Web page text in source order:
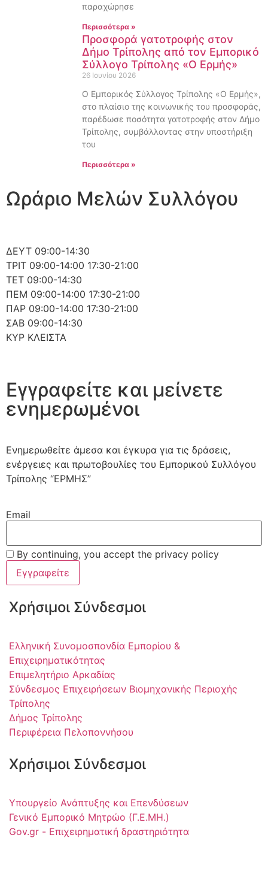
Ωράριο Μελών Συλλόγου
ΔΕΥΤ 09:00-14:30
ΤΡΙΤ 09:00-14:00 17:30-21:00
ΤΕΤ 09:00-14:30
ΠΕΜ 09:00-14:00 17:30-21:00
ΠΑΡ 09:00-14:00 17:30-21:00
ΣΑΒ 09:00-14:30
ΚΥΡ ΚΛΕΙΣΤΑ
παραχώρησε
Περισσότερα »
Προσφορά γατοτροφής στον
Δήμο Τρίπολης από τον Εμπορικό
Σύλλογο Τρίπολης «Ο Ερμής»
26 Ιουνίου 2026
Ο Εμπορικός Σύλλογος Τρίπολης «Ο Ερμής»,
στο πλαίσιο της κοινωνικής του προσφοράς,
παρέδωσε ποσότητα γατοτροφής στον Δήμο
Τρίπολης, συμβάλλοντας στην υποστήριξη
του
Περισσότερα »
Εγγραφείτε και μείνετε
ενημερωμένοι
Ενημερωθείτε άμεσα και έγκυρα για τις δράσεις,
ενέργειες και πρωτοβουλίες του Εμπορικού Συλλόγου
Τρίπολης “ΕΡΜΗΣ”
Email
By continuing, you accept the privacy policy
Χρήσιμοι Σύνδεσμοι
Ελληνική Συνομοσπονδία Εμπορίου &
Επιχειρηματικότητας
Επιμελητήριο Αρκαδίας
Σύνδεσμος Επιχειρήσεων Βιομηχανικής Περιοχής
Τρίπολης
Δήμος Τρίπολης
Περιφέρεια Πελοποννήσου
Χρήσιμοι Σύνδεσμοι
Υπουργείο Ανάπτυξης και Επενδύσεων
Γενικό Εμπορικό Μητρώο (Γ.Ε.ΜΗ.)
Gov.gr - Επιχειρηματική δραστηριότητα